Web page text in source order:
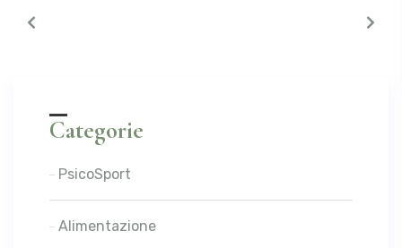
Categorie
PsicoSport
Alimentazione